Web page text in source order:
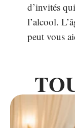
d’invités
l’alcool.
peut vous